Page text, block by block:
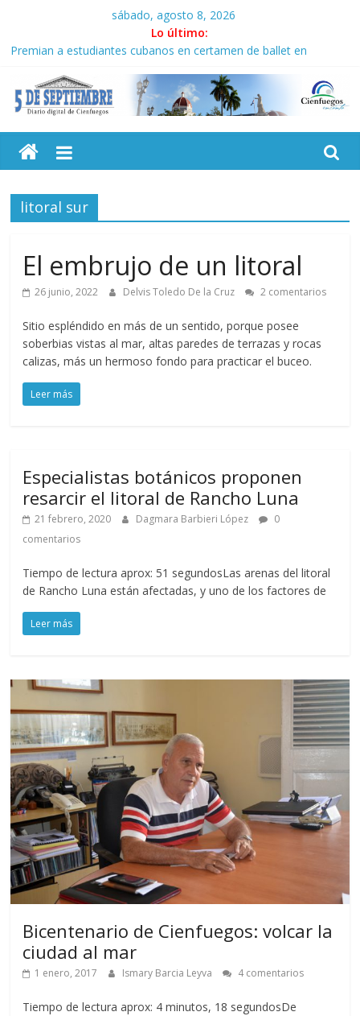
contenido
sábado, agosto 8, 2026
Lo último:
Premian a estudiantes cubanos en certamen de ballet en
Autoridades de Villa Clara y Guantánamo actúan ante precios
abusivos
El pulso de la noche opacado por el alcohol
instalaciones
Fidel, la Feria del Libro y el legado editorial cubano
5
Septiembre
Diario
Cienfuegos,
Cuba
litoral sur
El embrujo de un litoral
26 junio, 2022 Delvis Toledo De la Cruz 2 comentarios
Sitio espléndido en más de un sentido, porque posee
soberbias vistas al mar, altas paredes de terrazas y rocas
calizas, más un hermoso fondo para practicar el buceo.
Leer más
Especialistas botánicos proponen
resarcir el litoral de Rancho Luna
21 febrero, 2020 Dagmara Barbieri López
0
comentarios
Tiempo de lectura aprox: 51 segundosLas arenas del litoral
de Rancho Luna están afectadas, y uno de los factores de
Leer más
Bicentenario de Cienfuegos: volcar la
ciudad al mar
1 enero, 2017 Ismary Barcia Leyva 4 comentarios
Tiempo de lectura aprox: 4 minutos, 18 segundosDe